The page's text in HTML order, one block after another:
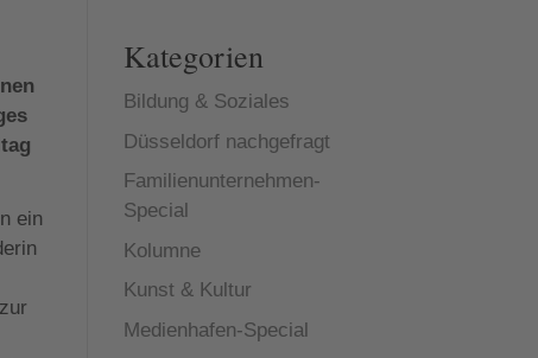
ein
Kategorien
Bildung & Soziales
Düsseldorf nachgefragt
Familienunternehmen-
Special
Kolumne
Kunst & Kultur
Medienhafen-Special